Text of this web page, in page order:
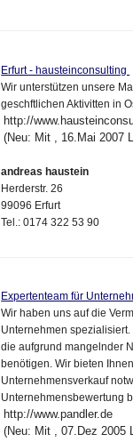
Erfurt - hausteinconsulting
Wir unterstützen unsere
geschftlichen Aktivitten in
http://
(Neu: Mit , 16.Mai 2007
andreas haustein
Herderstr. 26
99096 Erfurt
Tel.: 0174 322 53 90
Expertenteam für
Wir haben uns auf die
Unternehmen
die aufgrund mangelnder
benötigen. Wir bieten
Unternehmensverkauf
Unternehmensbewertung
http://www.pandler.de
(Neu: Mit , 07.Dez 2005